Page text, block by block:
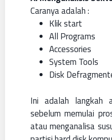
Caranya adalah :
Klik start
All Programs
Accessories
System Tools
Disk
Ini adalah langkah
sebelum memulai
atau menganalisa